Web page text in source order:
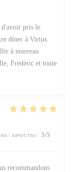
d'avoir pris le
diner à Virtus.
à nouveau
Frédéric et toute
/ качество : 5/5
recommandons